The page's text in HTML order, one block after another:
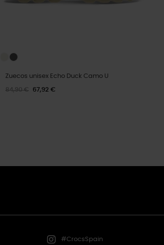
Zuecos unisex Echo Duck Camo U
84,90 € 67,92 €
#CrocsSpain